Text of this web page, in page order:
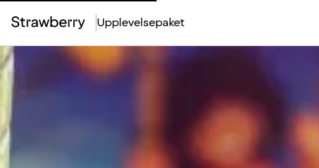
Top
Menu
Upplevelsepaket